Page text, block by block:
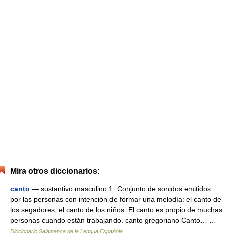
Mira otros diccionarios:
canto — sustantivo masculino 1. Conjunto de sonidos emitidos
por las personas con intención de formar una melodía: el canto de
los segadores, el canto de los niños. El canto es propio de muchas
personas cuando están trabajando. canto gregoriano Canto… …
Diccionario Salamanca de la Lengua Española